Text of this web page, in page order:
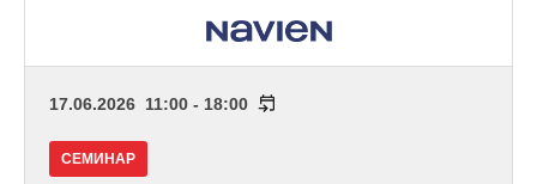
17.06.2026 11:00 - 18:00
СЕМИНАР